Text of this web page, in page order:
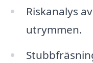
Riskanalys
utrymmen.